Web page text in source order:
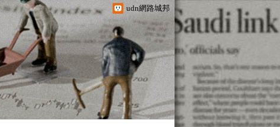
udn網路城邦